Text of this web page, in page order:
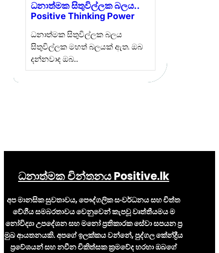
ධනාත්මක සිතුවිල්ලක බලය..
Positive Thinking Power
ධනාත්මක සිතුවිල්ලක බලය
සිතුවිල්ලක මහත් බලයක් ඇත. ඔබ
දන්නවාද ඔබ…
ධනාත්මක චින්තනය Positive.lk
අප මානසික සුවතාවය, පෞද්ගලික සංවර්ධනය සහ චිත්ත
වේගීය සමබරතාවය වෙනුවෙන් කැපවූ වෘත්තීයමය ම
නෝවිද්‍යා උපදේශන සහ මනෝ ප්‍රතිකාරක සේවා සපයන ප්‍ර
මුඛ ආයතනයකි. අපගේ ඉලක්කය වන්නේ, පුද්ගල කේන්ද්‍රීය
ප්‍රවේශයන් සහ නවීන චිකිත්සක ක්‍රමවේද හරහා ඔබගේ